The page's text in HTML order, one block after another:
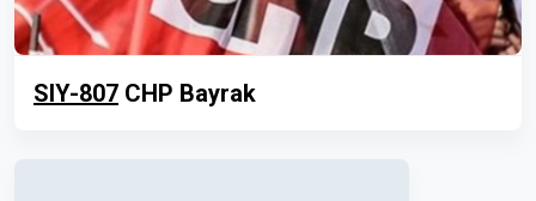
SIY-807 CHP Bayrak